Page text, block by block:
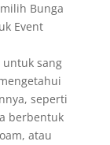
Bunga
Event
sang
seperti
berbentuk
atau